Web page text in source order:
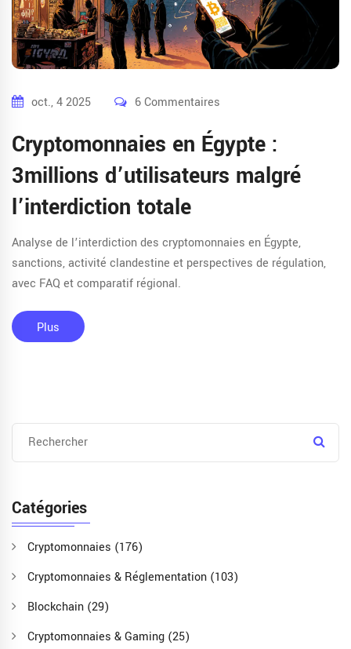
oct., 4 2025 6 Commentaires
Cryptomonnaies en Égypte :
3millions d’utilisateurs malgré
l’interdiction totale
Analyse de l’interdiction des cryptomonnaies en Égypte,
sanctions, activité clandestine et perspectives de régulation,
avec FAQ et comparatif régional.
Plus
Catégories
Cryptomonnaies (176)
Cryptomonnaies & Réglementation (103)
Blockchain (29)
Cryptomonnaies & Gaming (25)